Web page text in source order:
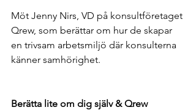
Möt Jenny Nirs, VD på konsultföretaget
Qrew, som berättar om hur de skapar
en trivsam arbetsmiljö där konsulterna
känner samhörighet.
Berätta lite om dig själv & Qrew